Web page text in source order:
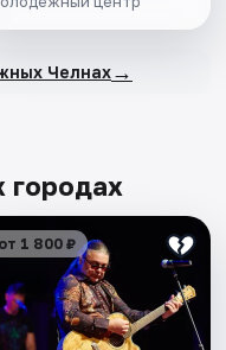
Челнах→
городах
от 1 800 ₽